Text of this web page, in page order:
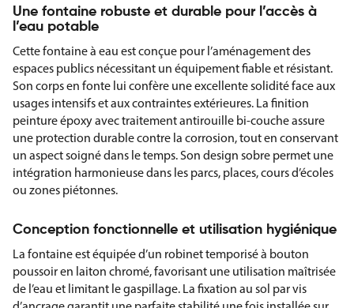
Une fontaine robuste et durable pour l’accès à
l’eau potable
Cette fontaine à eau est conçue pour l’aménagement des
espaces publics nécessitant un équipement fiable et résistant.
Son corps en fonte lui confère une excellente solidité face aux
usages intensifs et aux contraintes extérieures. La finition
peinture époxy avec traitement antirouille bi-couche assure
une protection durable contre la corrosion, tout en conservant
un aspect soigné dans le temps. Son design sobre permet une
intégration harmonieuse dans les parcs, places, cours d’écoles
ou zones piétonnes.
Conception fonctionnelle et utilisation hygiénique
La fontaine est équipée d’un robinet temporisé à bouton
poussoir en laiton chromé, favorisant une utilisation maîtrisée
de l’eau et limitant le gaspillage. La fixation au sol par vis